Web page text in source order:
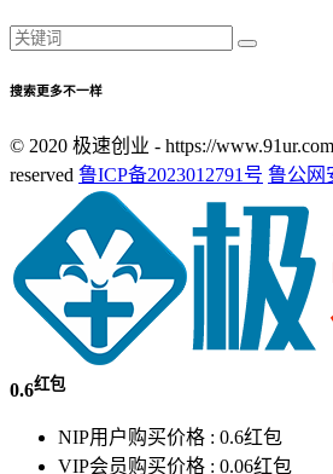
搜索更多不一样
© 2020 极速创业 - https://
reserved 鲁ICP备2023012791号 鲁公网
0.6红包
NIP用户购买价格 : 0.6红包
VIP会员购买价格 : 0.06红包